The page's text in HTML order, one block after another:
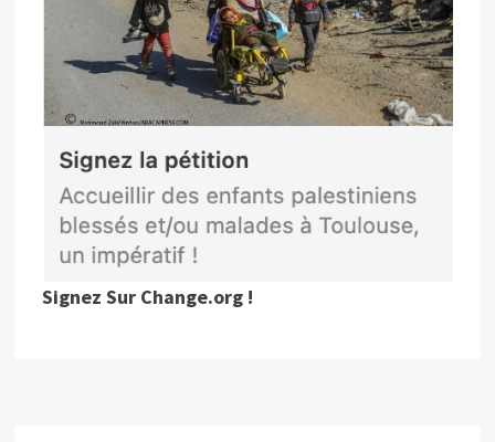
Signez Sur Change.org !